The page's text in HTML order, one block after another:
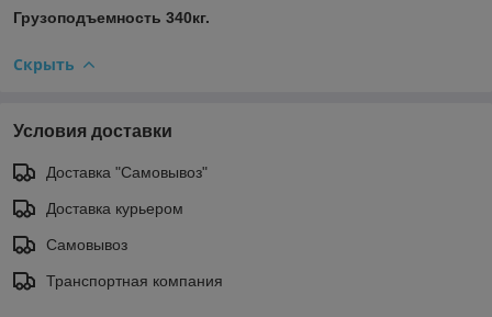
Грузоподъемность 340кг.
Скрыть
Условия доставки
Доставка "Самовывоз"
Доставка курьером
Самовывоз
Транспортная компания